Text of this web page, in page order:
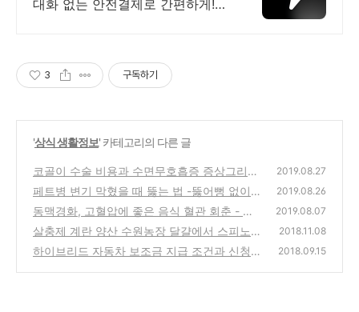
대화 없는 안전결제로 간편하게!
3 구독하기
'상식 생활정보' 카테고리의 다른 글
코골이 수술 비용과 수면무호흡증 증상그리고
합병증
(0)
2019.08.27
페트병 변기 막혔을 때 뚫는 법 -뚫어뻥 없이 P
ET병으로 막힌 변기 뚫는 방법 패트병 활용
2019.08.26
동맥경화, 고혈압에 좋은 음식 혈관 회춘 - 청
혈차 재료 (까마중,은행잎,감국) 청혈차 만드는
법
(0)
2019.08.07
살충제 계란 양산 수원농장 달걀에서 스피노사
드 검출 난각표기 W14DX4
(0)
2018.11.08
하이브리드 자동차 보조금 지급 조건과 신청
2018.09.15